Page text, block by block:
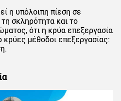
η υπόλοιπη πίεση σε
σκληρότητα και το
ότι η κρύα επεξεργασία
κρύες μέθοδοι επεξεργασίας: